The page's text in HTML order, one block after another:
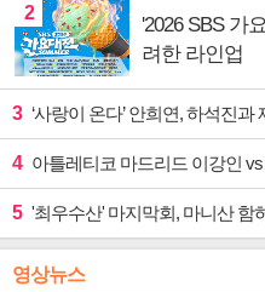
2
'2026 SBS 가
려한 라인업
3 ‘사랑이 온다’ 안희연, 하석진
4 아틀레티코 마드리드 이강인 vs
5 '최우수산' 마지막회, 마니산
영상뉴스